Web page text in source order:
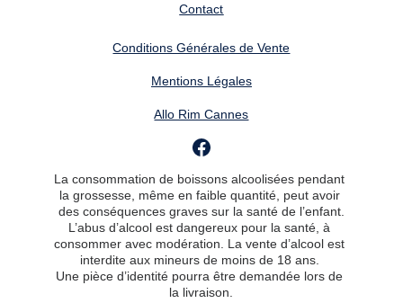
Contact
La consommation de boissons alcoolisées pendant
la grossesse, même en faible quantité, peut avoir
des conséquences graves sur la santé de l’enfant.
L’abus d’alcool est dangereux pour la santé, à
consommer avec modération. La vente d’alcool est
interdite aux mineurs de moins de 18 ans.
Une pièce d’identité pourra être demandée lors de
la livraison.
Conditions Générales de Vente
Mentions Légales
Allo Rim Cannes